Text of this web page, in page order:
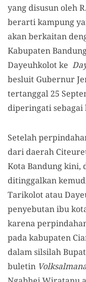
yang disusun oleh
berarti kampung
akan berkaitan
Kabupaten
Dayeuhkolot ke
besluit Gubernur
tertanggal 25
diperingati sebagai
Setelah
dari daerah
Kota Bandung kini,
ditinggalkan
Tarikolot atau
penyebutan ibu
karena
pada kabupaten
dalam silsilah
buletin